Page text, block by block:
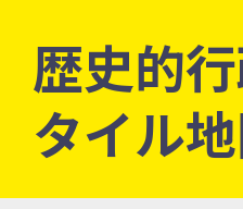
歴史的
タイル